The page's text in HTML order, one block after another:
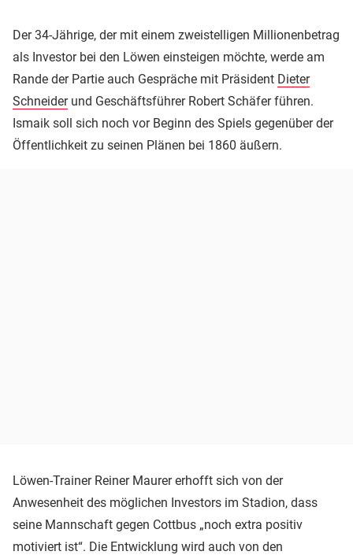
Der 34-Jährige, der mit einem zweistelligen Millionenbetrag
als Investor bei den Löwen einsteigen möchte, werde am
Rande der Partie auch Gespräche mit Präsident Dieter
Schneiderund Geschäftsführer Robert Schäfer führen.
Ismaik soll sich noch vor Beginn des Spiels gegenüber der
Öffentlichkeit zu seinen Plänen bei 1860 äußern.
Löwen-Trainer Reiner Maurer erhofft sich von der
Anwesenheit des möglichen Investors im Stadion, dass
seine Mannschaft gegen Cottbus „noch extra positiv
motiviert ist“. Die Entwicklung wird auch von den